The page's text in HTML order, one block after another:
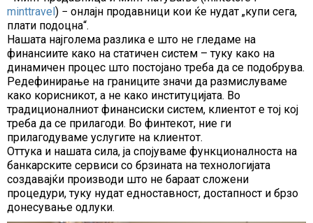
minttravel) − онлајн продавници кои ќе нудат „купи сега,
плати подоцна“.
Нашата најголема разлика е што не гледаме на
финансиите како на статичен систем – туку како на
динамичен процес што постојано треба да се подобрува.
Редефинирање на границите значи да размислуваме
како корисникот, а не како институцијата. Во
традиционалниот финансиски систем, клиентот е тој кој
треба да се прилагоди. Во финтекот, ние ги
прилагодуваме услугите на клиентот.
Оттука и нашата сила, ја спојуваме функционалноста на
банкарските сервиси со брзината на технологијата
создавајќи производи што не бараат сложени
процедури, туку нудат едноставност, достапност и брзо
донесување одлуки.